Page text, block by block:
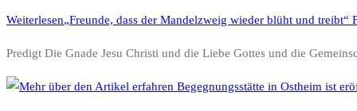
Weiterlesen„Freunde, dass der Mandelzweig wieder blüht und treibt“
Predigt Die Gnade Jesu Christi und die Liebe Gottes und die